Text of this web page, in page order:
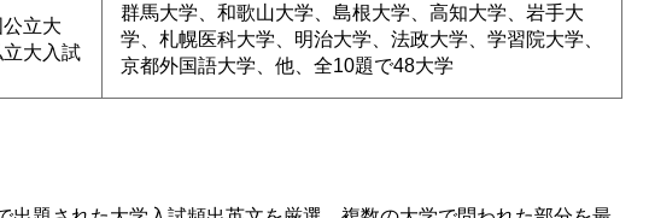
立大
立大入試
群馬大学、和歌山大学、島根大学、高知大学、岩手大
学、札幌医科大学、明治大学、法政大学、学習院大学、
京都外国語大学、他、全10題で48大学